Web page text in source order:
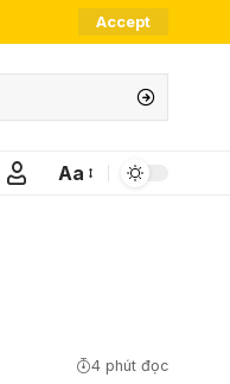
Accept
Font
Aa
4 phút đọc